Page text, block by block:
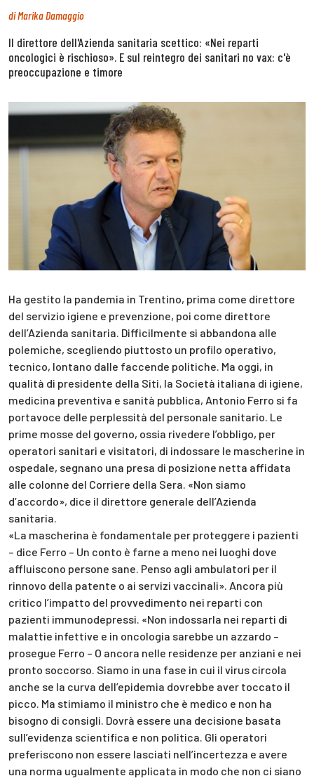
diMarika Damaggio
Il direttore dell'Azienda sanitaria scettico: «Nei reparti
oncologici è rischioso». E sul reintegro dei sanitari no vax: c'è
preoccupazione e timore
Ha gestito la pandemia in Trentino, prima come direttore
del servizio igiene e prevenzione, poi come direttore
dell’Azienda sanitaria. Difficilmente si abbandona alle
polemiche, scegliendo piuttosto un profilo operativo,
tecnico, lontano dalle faccende politiche. Ma oggi, in
qualità di presidente della Siti, la Società italiana di igiene,
medicina preventiva e sanità pubblica, Antonio Ferro si fa
portavoce delle perplessità del personale sanitario. Le
prime mosse del governo, ossia rivedere l’obbligo, per
operatori sanitari e visitatori, di indossare le mascherine in
ospedale, segnano una presa di posizione netta affidata
alle colonne del Corriere della Sera. «Non siamo
d’accordo», dice il direttore generale dell’Azienda
sanitaria.
«La mascherina è fondamentale per proteggere i pazienti
– dice Ferro – Un conto è farne a meno nei luoghi dove
affluiscono persone sane. Penso agli ambulatori per il
rinnovo della patente o ai servizi vaccinali». Ancora più
critico l’impatto del provvedimento nei reparti con
pazienti immunodepressi. «Non indossarla nei reparti di
malattie infettive e in oncologia sarebbe un azzardo –
prosegue Ferro – O ancora nelle residenze per anziani e nei
pronto soccorso. Siamo in una fase in cui il virus circola
anche se la curva dell’epidemia dovrebbe aver toccato il
picco. Ma stimiamo il ministro che è medico e non ha
bisogno di consigli. Dovrà essere una decisione basata
sull’evidenza scientifica e non politica. Gli operatori
preferiscono non essere lasciati nell’incertezza e avere
una norma ugualmente applicata in modo che non ci siano